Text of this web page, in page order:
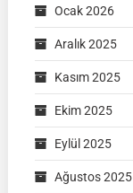
Ocak 2026
Aralık 2025
Kasım 2025
Ekim 2025
Eylül 2025
Ağustos 2025